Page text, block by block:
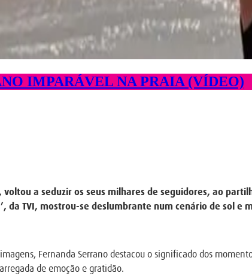
IMPARÁVEL NA PRAIA (VÍDEO)
voltou a seduzir os seus milhares de seguidores, ao
da TVI, mostrou-se deslumbrante num cenário de sol
Fernanda Serrano destacou o significado dos
de emoção e gratidão.